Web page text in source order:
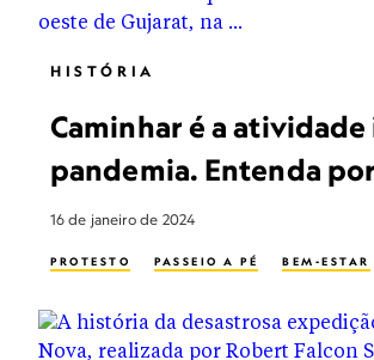
HISTÓRIA
Caminhar é a atividade
pandemia. Entenda
16 de janeiro de 2024
PROTESTO PASSEIO A PÉ BEM-ESTAR